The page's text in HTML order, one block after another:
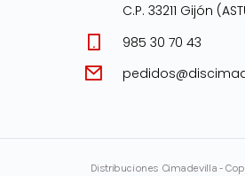
C.P. 33211 Gijón
985 30 70 43
Distribuciones Cimadevilla -